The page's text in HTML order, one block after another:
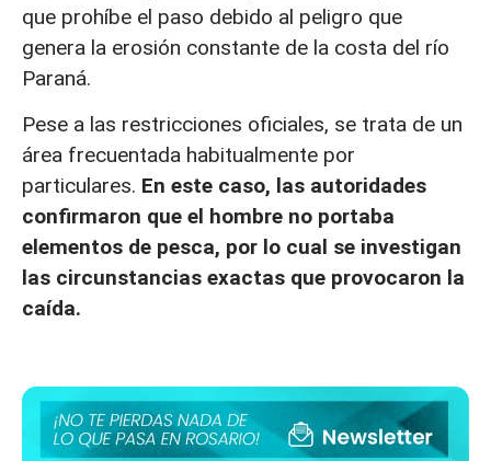
que prohíbe el paso debido al peligro que
genera la erosión constante de la costa del río
Paraná.
Pese a las restricciones oficiales, se trata de un
área frecuentada habitualmente por
particulares. En este caso, las autoridades
confirmaron que el hombre no portaba
elementos de pesca, por lo cual se investigan
las circunstancias exactas que provocaron la
caída.